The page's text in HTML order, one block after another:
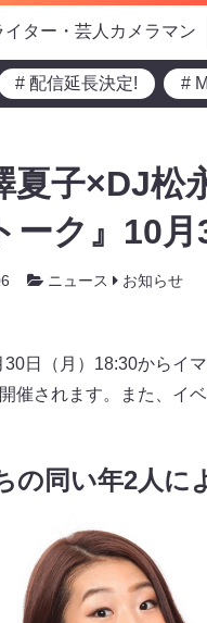
イター・芸人カメラマン
# 配信延長決定! #
夏子×DJ
ーク』10
ニュース お知らせ
日（月）18:30からイ
催されます。また、イ
の同い年2人に